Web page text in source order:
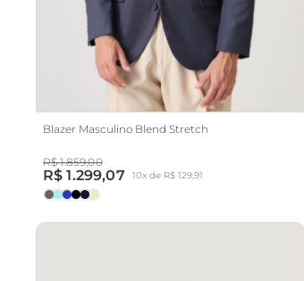
Blazer Masculino Blend Stretch
R$ 1.859,00
R$ 1.299,07 10x de R$ 129,91